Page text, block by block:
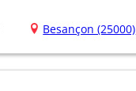
Besançon (25000)